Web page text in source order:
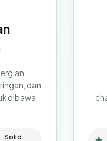
dan
dibawa
Solid